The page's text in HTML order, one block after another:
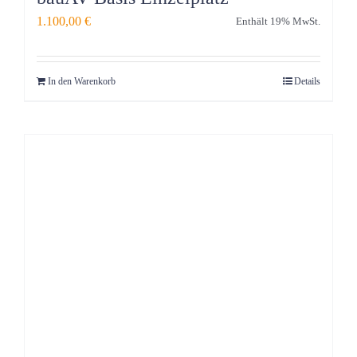
1.100,00 € Enthält 19% MwSt.
In den Warenkorb Details